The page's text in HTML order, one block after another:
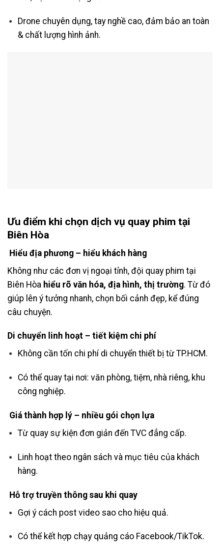
Drone chuyên dụng, tay nghề cao, đảm bảo an toàn
& chất lượng hình ảnh.
Ưu điểm khi chọn dịch vụ quay phim tại
Biên Hòa
Hiểu địa phương – hiểu khách hàng
Không như các đơn vị ngoại tỉnh, đội quay phim tại
Biên Hòa hiểu rõ văn hóa, địa hình, thị trường. Từ đó
giúp lên ý tưởng nhanh, chọn bối cảnh đẹp, kể đúng
câu chuyện.
Di chuyển linh hoạt – tiết kiệm chi phí
Không cần tốn chi phí di chuyển thiết bị từ TP.HCM.
Có thể quay tại nơi: văn phòng, tiệm, nhà riêng, khu
công nghiệp.
Giá thành hợp lý – nhiều gói chọn lựa
Từ quay sự kiện đơn giản đến TVC đẳng cấp.
Linh hoạt theo ngân sách và mục tiêu của khách
hàng.
Hỗ trợ truyền thông sau khi quay
Gợi ý cách post video sao cho hiệu quả.
Có thể kết hợp chạy quảng cáo Facebook/TikTok.